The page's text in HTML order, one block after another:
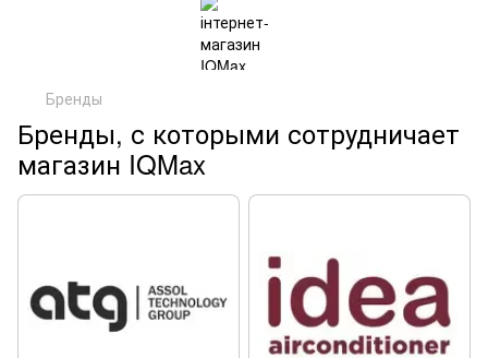
Бренды
Бренды, с которыми сотрудничает
магазин IQMax